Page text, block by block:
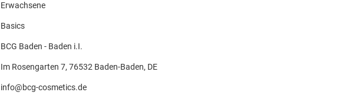
Erwachsene
Basics
BCG Baden - Baden i.I.
Im Rosengarten 7, 76532 Baden-Baden, DE
info@bcg-cosmetics.de